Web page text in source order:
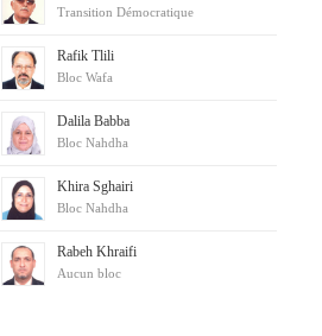
Transition Démocratique
Rafik Tlili
Bloc Wafa
Dalila Babba
Bloc Nahdha
Khira Sghairi
Bloc Nahdha
Rabeh Khraifi
Aucun bloc